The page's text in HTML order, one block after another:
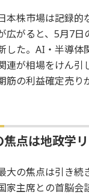
本株市場は記録的
広がると、5月7
した。AI・半導体
連が相場をけん引
筋の利益確定売り
焦点は地政学
大の焦点は引き続
家主席との首脳会